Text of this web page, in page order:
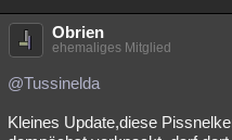
Obrien
ehemaliges Mitglied
@Tussinelda
Kleines Update,diese